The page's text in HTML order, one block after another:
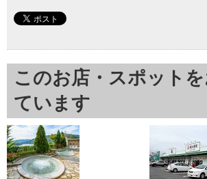
このお店・スポット
ています